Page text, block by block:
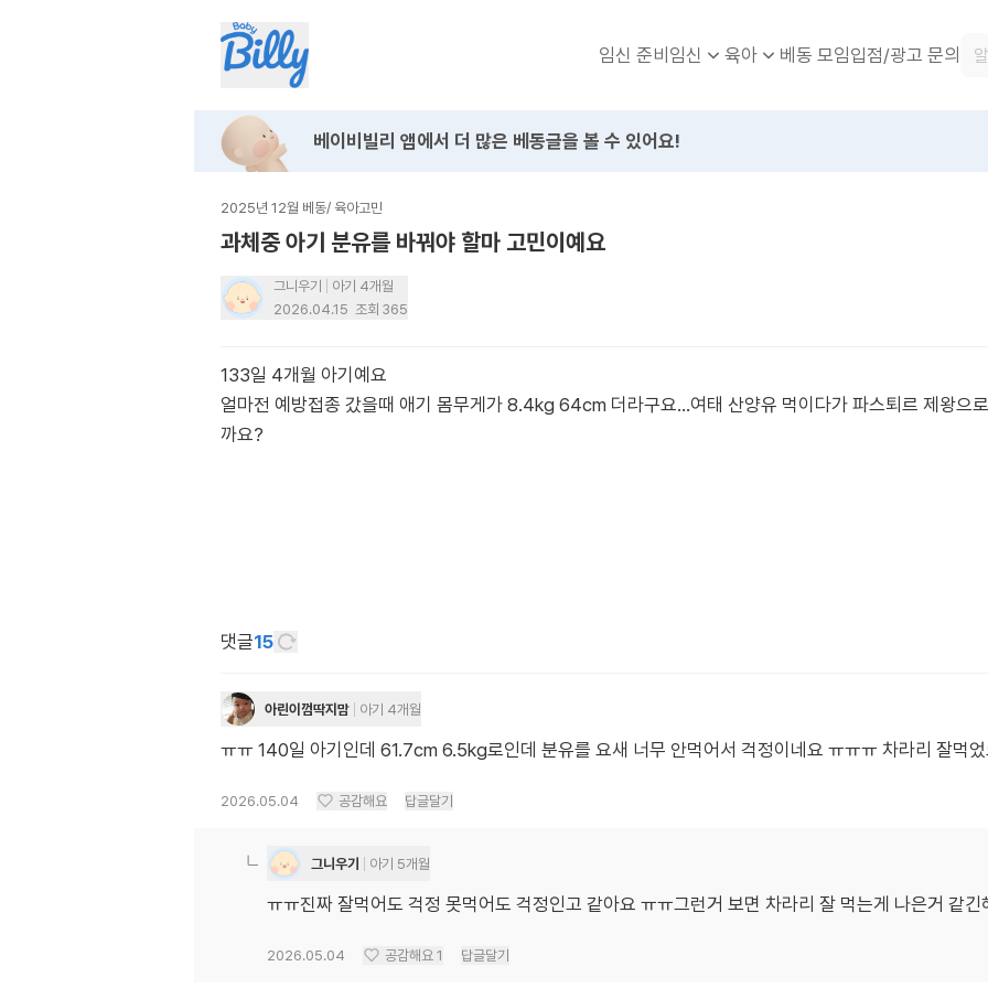
임신 준비임신 육아 베동 모임입점/광고 문의
베이비빌리 앱에서 더 많은 베동글을 볼 수 있어요!
2025년 12월 베동/ 육아고민
과체중 아기 분유를 바꿔야 할마 고민이예요
그니우기
아기 4개월
2026.04.15 조회 365
133일 4개월 아기예요
얼마전 예방접종 갔을때 애기 몸무게가 8.4kg 64cm 더라구요...여태 산양유 먹이다가 파스퇴르 제왕으
까요?
댓글15
아린이껌딱지맘 아기 4개월
ㅠㅠ 140일 아기인데 61.7cm 6.5kg로인데 분유를 요새 너무 안먹어서 걱정이네요 ㅠㅠㅠ 차라리 잘먹
2026.05.04 공감해요 답글달기
그니우기 아기 5개월
ㅠㅠ진짜 잘먹어도 걱정 못먹어도 걱정인고 같아요 ㅠㅠ그런거 보면 차라리 잘 먹는게 나은거 같긴
2026.05.04 공감해요 1 답글달기